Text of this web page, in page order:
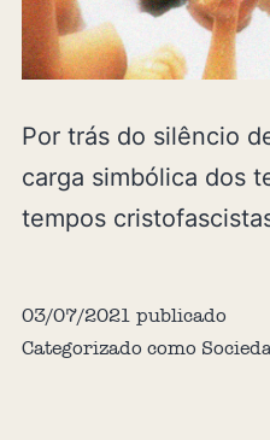
Por trás do silêncio
carga simbólica dos
tempos
03/07/2021 publicado
Categorizado como